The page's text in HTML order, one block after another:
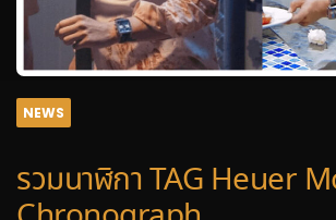
NEWS
รวมนาฬิกา TAG Heuer